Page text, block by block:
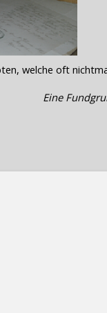
welche oft
Eine